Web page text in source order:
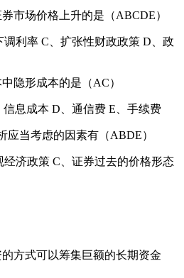
市场价格上升的是（ABCDE）
利率 C、扩张性财政政策 D、政
隐形成本的是（AC）
息成本 D、通信费 E、手续费
应当考虑的因素有（ABDE）
济政策 C、证券过去的价格形态
方式可以筹集巨额的长期资金